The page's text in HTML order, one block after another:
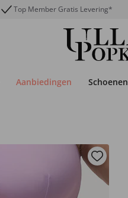
Top Member Gratis Levering*
Aanbiedingen Schoenen